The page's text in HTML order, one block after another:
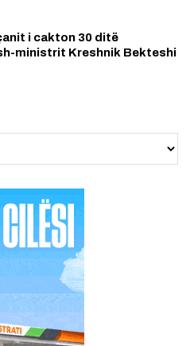
i cakton 30 ditë
ministrit Kreshnik Bekteshi